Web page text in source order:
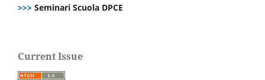
>>> Seminari Scuola DPCE
Current Issue